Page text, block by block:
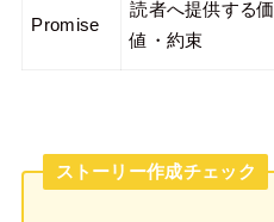
Promise
読者へ提供する価
値・約束
ストーリー作成チェック